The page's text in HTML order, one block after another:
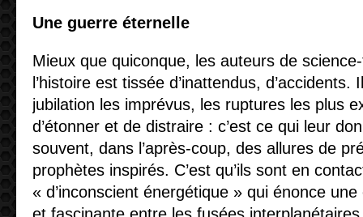
Une guerre éternelle
Mieux que quiconque, les auteurs de
l’histoire est tissée d’inattendus, d’accidents.
jubilation les imprévus, les ruptures les plus
d’étonner et de distraire : c’est ce qui leur
souvent, dans l’après-coup, des allures de
prophètes inspirés. C’est qu’ils sont en
« d’inconscient énergétique » qui énonce